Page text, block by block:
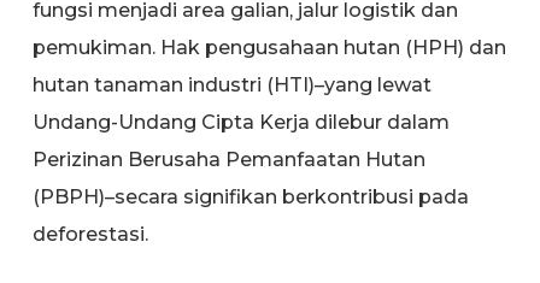
fungsi menjadi area galian, jalur logistik dan
pemukiman. Hak pengusahaan hutan (HPH) dan
hutan tanaman industri (HTI)–yang lewat
Undang-Undang Cipta Kerja dilebur dalam
Perizinan Berusaha Pemanfaatan Hutan
(PBPH)–secara signifikan berkontribusi pada
deforestasi.